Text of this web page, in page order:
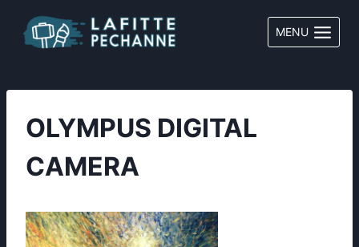
contenu
MENU
OLYMPUS DIGITAL
CAMERA